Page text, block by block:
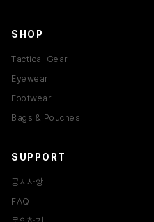
SHOP
Tactical Gear
Eyewear
Footwear
Bags & Pouches
SUPPORT
공지사항
FAQ